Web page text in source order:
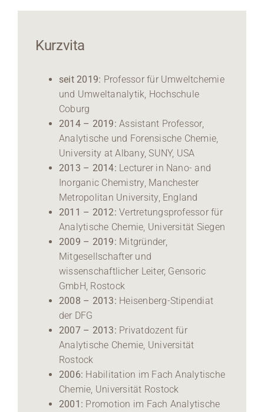
Kurzvita
seit 2019: Professor für Umweltchemie
und Umweltanalytik, Hochschule
Coburg
2014 – 2019: Assistant Professor,
Analytische und Forensische Chemie,
University at Albany, SUNY, USA
2013 – 2014: Lecturer in Nano- and
Inorganic Chemistry, Manchester
Metropolitan University, England
2011 – 2012: Vertretungsprofessor für
Analytische Chemie, Universität Siegen
2009 – 2019: Mitgründer,
Mitgesellschafter und
wissenschaftlicher Leiter, Gensoric
GmbH, Rostock
2008 – 2013: Heisenberg-Stipendiat
der DFG
2007 – 2013: Privatdozent für
Analytische Chemie, Universität
Rostock
2006: Habilitation im Fach Analytische
Chemie, Universität Rostock
2001: Promotion im Fach Analytische